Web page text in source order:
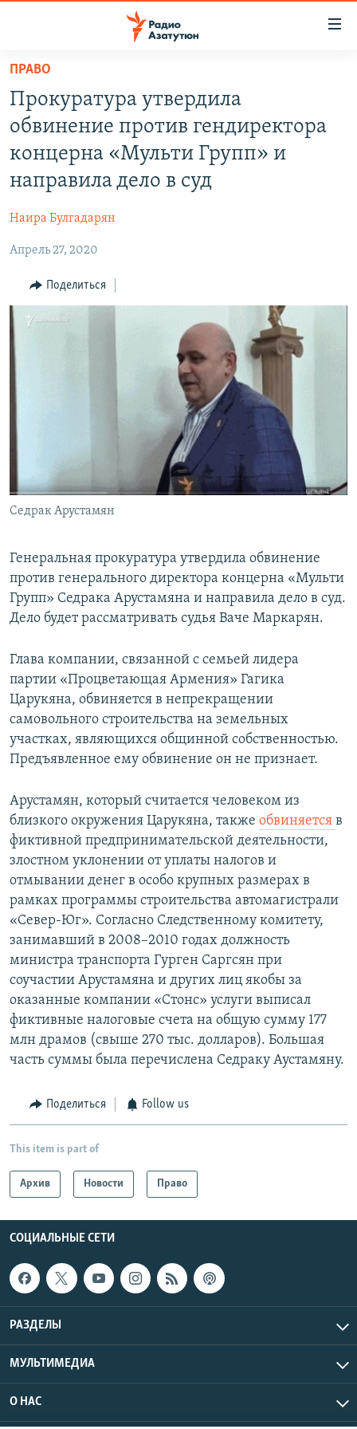
Перейти
основному
содержанию
основной
Перейти
НОВОСТИ
РЕГИОН
НАГОРНЫЙ КАРАБАХ
КУЛЬТУРА
СПОРТ
АРХИВ
Հայերեն
Все сайты Радио Азатутюн
ПРАВО
Прокуратура утвердила
обвинение против гендиректора
концерна «Мульти Групп» и
направила дело в суд
Наира Булгадарян
Апрель 27, 2020
Поделиться
Седрак Арустамян
Генеральная прокуратура утвердила обвинение
против генерального директора концерна «Мульти
Групп» Седрака Арустамяна и направила дело в суд.
Дело будет рассматривать судья Ваче Маркарян.
Глава компании, связанной с семьей лидера
партии «Процветающая Армения» Гагика
Царукяна, обвиняется в непрекращении
самовольного строительства на земельных
участках, являющихся общинной собственностью.
Предъявленное ему обвинение он не признает.
Арустамян, который считается человеком из
близкого окружения Царукяна, также обвиняется в
фиктивной предпринимательской деятельности,
злостном уклонении от уплаты налогов и
отмывании денег в особо крупных размерах в
рамках программы строительства автомагистрали
«Север-Юг». Согласно Следственному комитету,
занимавший в 2008–2010 годах должность
министра транспорта Гурген Саргсян при
соучастии Арустамяна и других лиц якобы за
оказанные компании «Стонс» услуги выписал
фиктивные налоговые счета на общую сумму 177
млн драмов (свыше 270 тыс. долларов). Большая
часть суммы была перечислена Седраку Аустамяну.
Поделиться Follow us
This item is part of
Архив Новости Право
СОЦИАЛЬНЫЕ СЕТИ
РАЗДЕЛЫ
МУЛЬТИМЕДИА
О НАС